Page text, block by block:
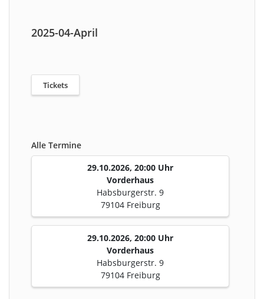
2025-04-April
Tickets
Alle Termine
29.10.2026, 20:00 Uhr
Vorderhaus
Habsburgerstr. 9
79104 Freiburg
29.10.2026, 20:00 Uhr
Vorderhaus
Habsburgerstr. 9
79104 Freiburg